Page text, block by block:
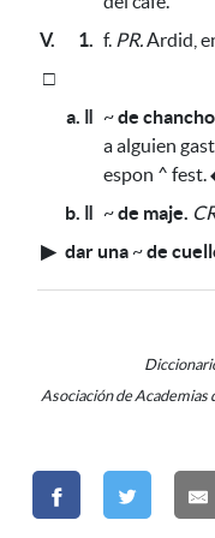
V.
1. f. PR.Ardid,
□
a. ǁ ~de
a alguien
espon ^ fest.
b. ǁ ~de maje.
▶ dar una ~de
Asociación de Academias